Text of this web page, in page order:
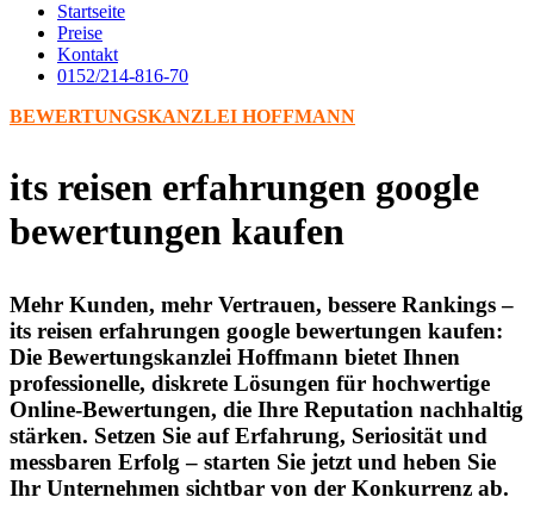
Startseite
Preise
Kontakt
0152/214-816-70
BEWERTUNGSKANZLEI HOFFMANN
its reisen erfahrungen google
bewertungen kaufen
Mehr Kunden, mehr Vertrauen, bessere Rankings –
its reisen erfahrungen google bewertungen kaufen:
Die Bewertungskanzlei Hoffmann bietet Ihnen
professionelle, diskrete Lösungen für hochwertige
Online-Bewertungen, die Ihre Reputation nachhaltig
stärken. Setzen Sie auf Erfahrung, Seriosität und
messbaren Erfolg – starten Sie jetzt und heben Sie
Ihr Unternehmen sichtbar von der Konkurrenz ab.